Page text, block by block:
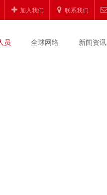
加入我们 联系我们
员 全球网络 新闻资讯